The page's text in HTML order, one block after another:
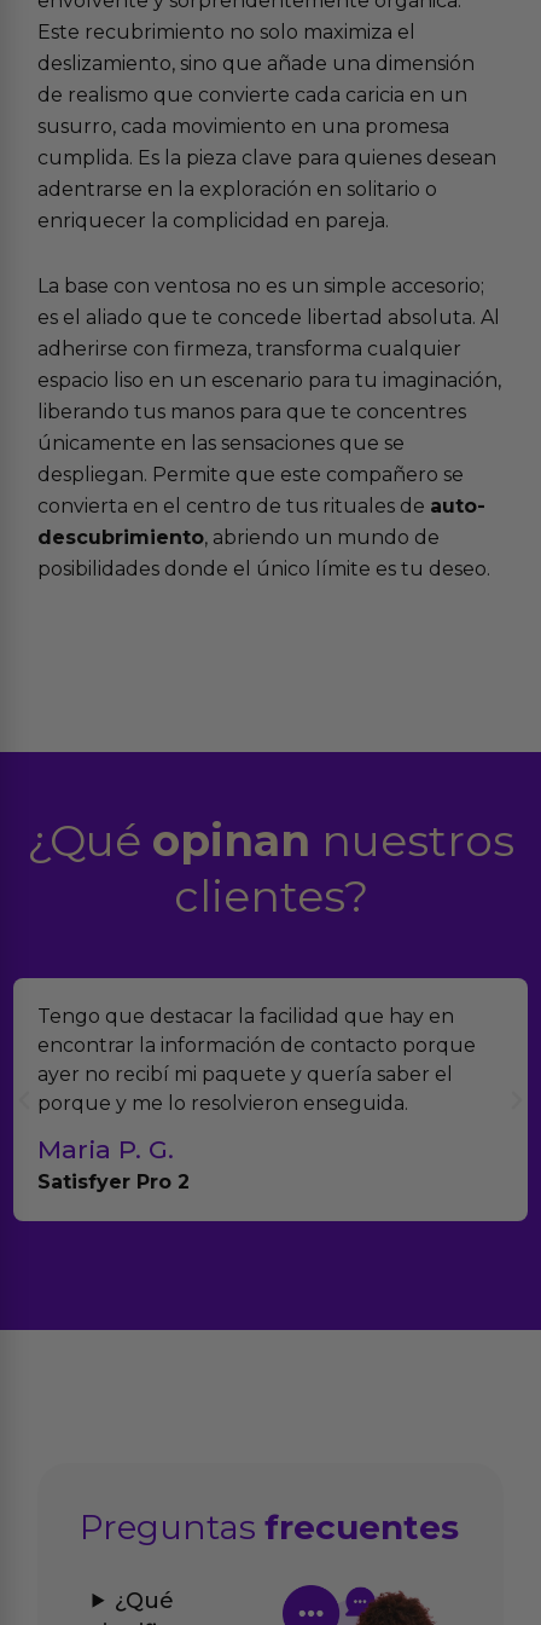
Este recubrimiento no solo maximiza el
deslizamiento, sino que añade una dimensión
de realismo que convierte cada caricia en un
susurro, cada movimiento en una promesa
cumplida. Es la pieza clave para quienes desean
adentrarse en la exploración en solitario o
enriquecer la complicidad en pareja.
La base con ventosa no es un simple accesorio;
es el aliado que te concede libertad absoluta. Al
adherirse con firmeza, transforma cualquier
espacio liso en un escenario para tu imaginación,
liberando tus manos para que te concentres
únicamente en las sensaciones que se
despliegan. Permite que este compañero se
convierta en el centro de tus rituales de auto-
descubrimiento, abriendo un mundo de
posibilidades donde el único límite es tu deseo.
¿Qué opinan nuestros
clientes?
Tengo que destacar la facilidad que hay en
encontrar la información de contacto porque
ayer no recibí mi paquete y quería saber el
porque y me lo resolvieron enseguida.
Maria P. G.
Satisfyer Pro 2
Preguntasfrecuentes
¿Qué